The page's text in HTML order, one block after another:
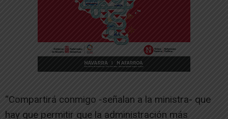
“Compartirá conmigo -señalan a la ministra- que
hay que permitir que la administración más